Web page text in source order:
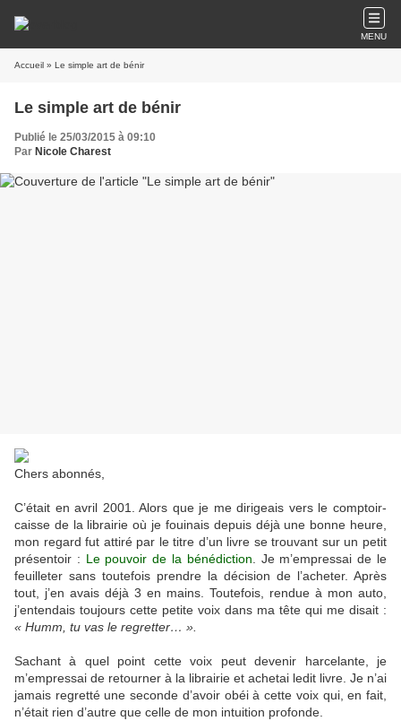
MENU
Accueil » Le simple art de bénir
Le simple art de bénir
Publié le 25/03/2015 à 09:10
Par Nicole Charest
Chers abonnés,
C’était en avril 2001. Alors que je me dirigeais vers le comptoir-
caisse de la librairie où je fouinais depuis déjà une bonne heure,
mon regard fut attiré par le titre d’un livre se trouvant sur un petit
présentoir : Le pouvoir de la bénédiction . Je m’empressai de le
feuilleter sans toutefois prendre la décision de l’acheter. Après
tout, j’en avais déjà 3 en mains. Toutefois, rendue à mon auto,
j’entendais toujours cette petite voix dans ma tête qui me disait :
« Humm, tu vas le regretter… ».
Sachant à quel point cette voix peut devenir harcelante, je
m’empressai de retourner à la librairie et achetai ledit livre. Je n’ai
jamais regretté une seconde d’avoir obéi à cette voix qui, en fait,
n’était rien d’autre que celle de mon intuition profonde.